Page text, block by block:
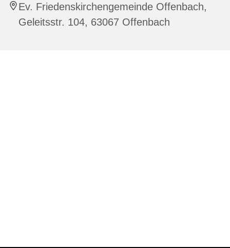
Ev. Friedenskirchengemeinde Offenbach,
Geleitsstr. 104, 63067 Offenbach